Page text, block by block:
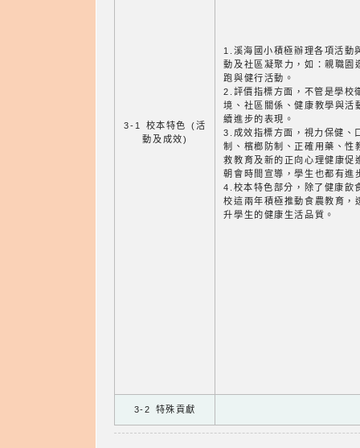
3-1 校本特色 (活
動及成效)
1.溪海國小積極辦理各項活動
動及社區凝聚力，如：親職園
跑與健行活動。
2.評價指標方面，不管是學校
境、社區關係、健康教學與活
續進步的表現。
3.成效指標方面，視力保健、
制、檳榔防制、正確用藥、性
救教育及新的正向心理健康促
朝會時間宣導，學生也都有進
4.校本特色部分，除了健康飲
校這兩年積極推動食農教育，
升學生的健康生活品質。
3-2 特殊貢獻